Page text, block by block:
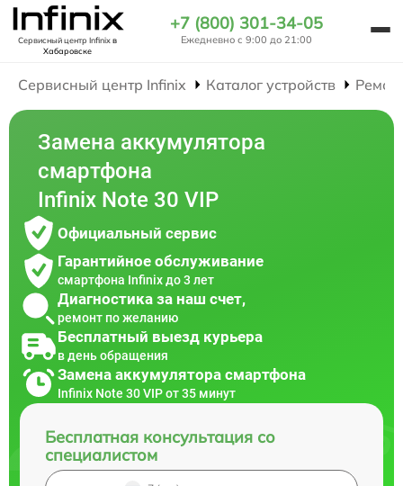
Сервисный центр Infinixв
Хабаровске
+7 (800) 301-34-05
Ежедневно с 9:00 до 21:00
Сервисный центр Infinix Каталог устройств
Замена аккумулятора
смартфона
Infinix Note 30 VIP
Официальный сервис
Гарантийное обслуживание
смартфона Infinix до 3 лет
Диагностика за наш счет,
ремонт по желанию
Бесплатный выезд курьера
в день обращения
Замена аккумулятора смартфона
Infinix Note 30 VIP от 35 минут
Бесплатная консультация со
специалистом